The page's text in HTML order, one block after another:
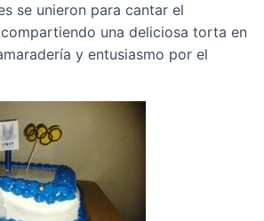
se unieron para cantar el
una deliciosa torta en
y entusiasmo por el